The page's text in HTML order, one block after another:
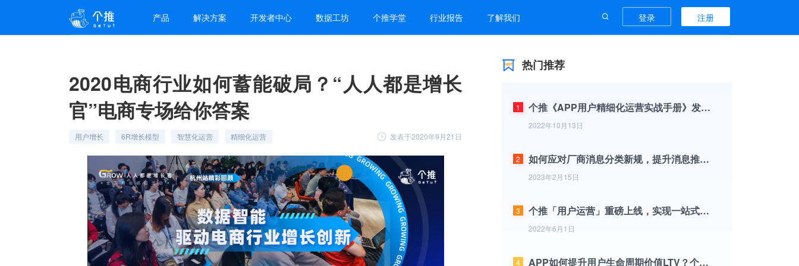
产品 解决方案 开发者中心 数据工坊 个推学堂 行业报告 了解我们 登录 注册
2020电商行业如何蓄能破局？“人人都是增长
官”电商专场给你答案
用户增长 6R增长模型 智慧化运营 精细化运营 发表于2020年9月21日
热门推荐
1 个推《APP用户精细化运营实战手册》发布，提供用户运营体系搭建超全攻略
2022年10月13日
2 如何应对厂商消息分类新规，提升消息推送到达率？
2023年2月15日
3 个推「用户运营」重磅上线，实现一站式用户洞察与数据分析
2022年6月1日
4 APP如何提升用户生命周期价值LTV？个推数智运营服务提供解决方案